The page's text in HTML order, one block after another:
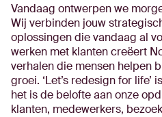
Vandaag ontwerpen we
Wij verbinden jouw
oplossingen die vandaag al
werken met klanten creëert
verhalen die mensen helpen
groei. ‘Let’s redesign for life’
het is de belofte aan onze
klanten, medewerkers,